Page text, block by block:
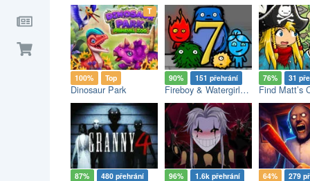
Top
100% Top
Dinosaur Park
90% 151 přehrání
Fireboy & Watergirl 7: and Friends
76% 31
Find Matt’s
87% 480 přehrání 96% 1.6k přehrání 64% 279